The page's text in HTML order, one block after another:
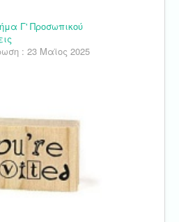
Γ' Προσωπικού
: 23 Μαϊος 2025